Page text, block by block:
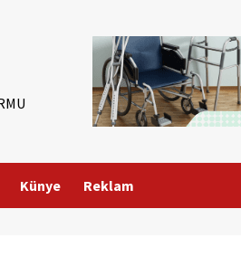
Künye Reklam